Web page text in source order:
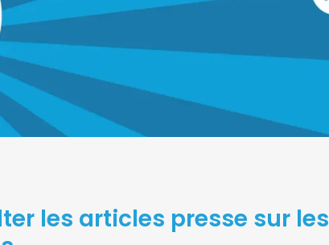
les articles presse sur les